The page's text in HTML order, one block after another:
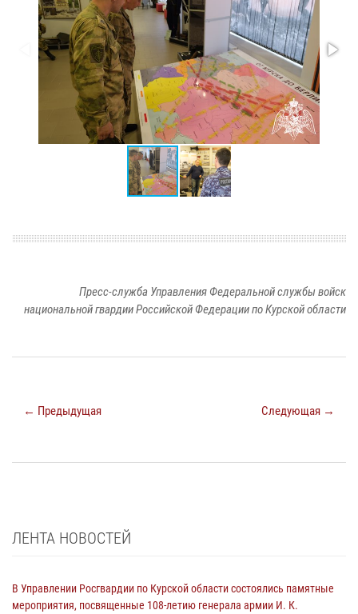
Пресс-служба Управления Федеральной службы войск
национальной гвардии Российской Федерации по Курской области
← Предыдущая Следующая →
ЛЕНТА НОВОСТЕЙ
В Управлении Росгвардии по Курской области состоялись памятные
мероприятия, посвященные 108-летию генерала армии И. К.